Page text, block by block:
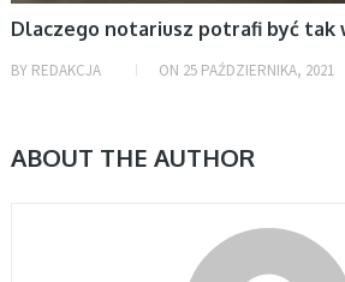
Dlaczego notariusz potrafi być tak
BY REDAKCJA ON 25 PAŹDZIERNIKA, 2021
ABOUT THE AUTHOR